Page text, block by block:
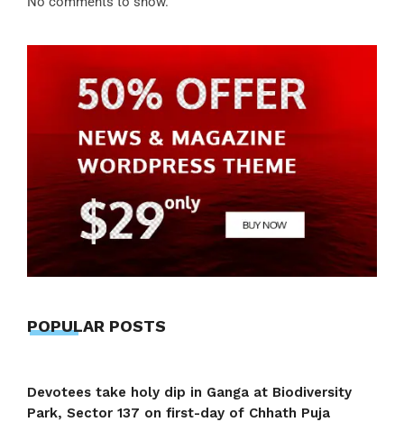
POPULAR POSTS
Devotees take holy dip in Ganga at Biodiversity
Park, Sector 137 on first-day of Chhath Puja